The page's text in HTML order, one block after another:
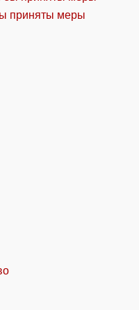
приняты меры